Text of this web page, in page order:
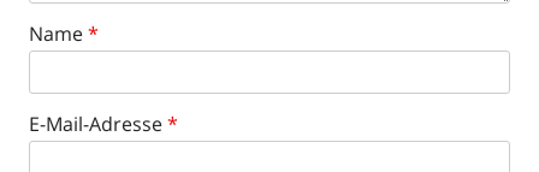
Name*
E-Mail-Adresse*